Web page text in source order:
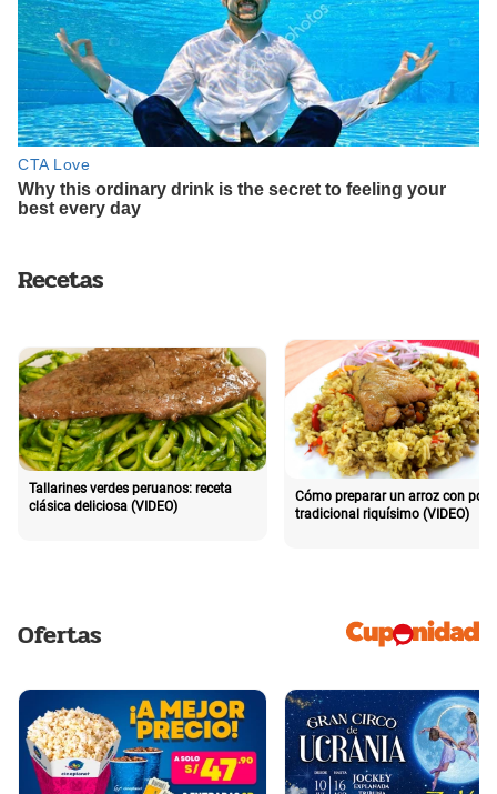
Recetas
Tallarines verdes peruanos: receta
clásica deliciosa (VIDEO)
Cómo preparar un arroz con pollo
tradicional riquísimo (VIDEO)
Ofertas